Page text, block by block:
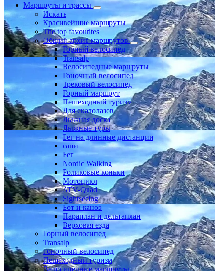
Маршруты и трассы
Искать
Красивейшие маршруты
The top favourites
Общий архив маршрутов
Горный велосипед
Transalp
Велосипедные маршруты
Гоночный велосипед
Трековый велосипед
Горный маршрут
Пешеходный туризм
Для скалолазов
Лыжная доска
Лыжные туры
Бег на длинные дистанции
сани
Бег
Nordic Walking
Роликовые коньки
Мотоцикл
ATV-Quad
Sightseeing
Бот и каноэ
Параплан и дельтаплан
Верховая езда
Горный велосипед
Transalp
Гоночный велосипед
Пешеходный туризм
Велосипедные маршруты